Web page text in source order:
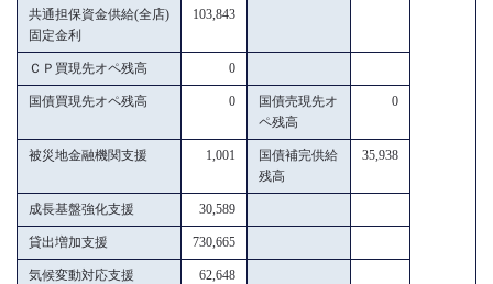
共通担保資金供給(全店)
固定金利
103,843
ＣＰ買現先オペ残高 0
国債買現先オペ残高 0
国債売現先オ
ペ残高
0
被災地金融機関支援 1,001
国債補完供給
残高
35,938
成長基盤強化支援 30,589
貸出増加支援 730,665
気候変動対応支援 62,648